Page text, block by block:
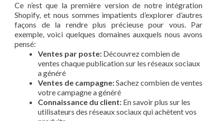
Ce n’est que la première version de notre intégration
Shopify, et nous sommes impatients d’explorer d’autres
façons de la rendre plus précieuse pour vous. Par
exemple, voici quelques domaines auxquels nous avons
pensé:
Ventes par poste: Découvrez combien de
ventes chaque publication sur les réseaux sociaux
a généré
Ventes de campagne:Sachez combien de ventes
votre campagne a généré
Connaissance du client: En savoir plus sur les
utilisateurs des réseaux sociaux qui achètent vos